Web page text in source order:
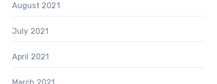
August 2021
July 2021
April 2021